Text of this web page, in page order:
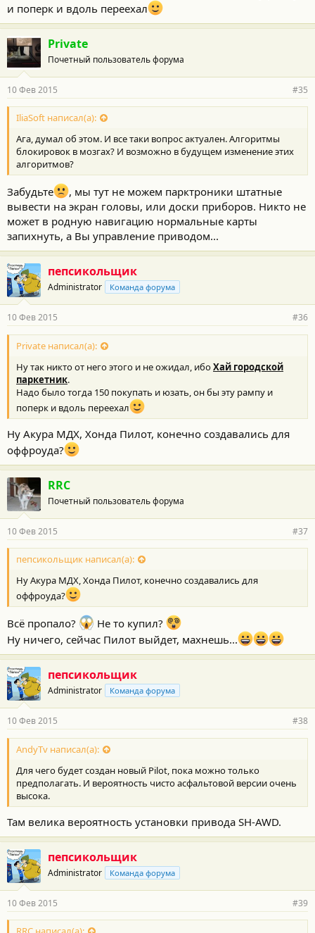
и поперк и вдоль переехал
Private
Почетный пользователь форума
10 Фев 2015 #35
IliaSoft написал(а):
Ага, думал об этом. И все таки вопрос актуален. Алгоритмы
блокировок в мозгах? И возможно в будущем изменение этих
алгоритмов?
Забудьте
, мы тут не можем парктроники штатные
вывести на экран головы, или доски приборов. Никто не
может в родную навигацию нормальные карты
запихнуть, а Вы управление приводом...
пепсикольщик
Administrator Команда форума
10 Фев 2015 #36
Private написал(а):
Ну так никто от него этого и не ожидал, ибоХай городской
паркетник.
Надо было тогда 150 покупать и юзать, он бы эту рампу и
поперк и вдоль переехал
Ну Акура МДХ, Хонда Пилот, конечно создавались для
оффроуда?
RRC
Почетный пользователь форума
10 Фев 2015 #37
пепсикольщик написал(а):
Ну Акура МДХ, Хонда Пилот, конечно создавались для
оффроуда?
Всё пропало?
Не то купил?
Ну ничего, сейчас Пилот выйдет, махнешь...
пепсикольщик
Administrator Команда форума
10 Фев 2015 #38
AndyTv написал(а):
Для чего будет создан новый Pilot, пока можно только
предполагать. И вероятность чисто асфальтовой версии очень
высока.
Там велика вероятность установки привода SH-AWD.
пепсикольщик
Administrator Команда форума
10 Фев 2015 #39